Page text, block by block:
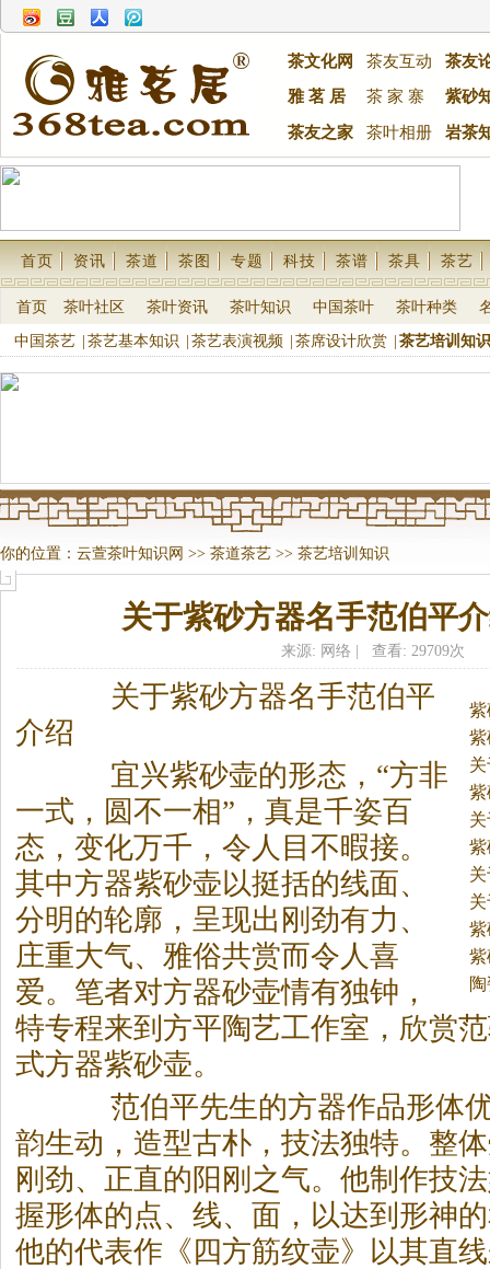
茶文化网 茶友互动
茶友
雅 茗 居
茶 家 寨 紫砂
茶友之家 茶叶相册 岩茶
首页 资讯 茶道 茶图 专题 科技 茶谱 茶具 茶艺
首页 茶叶社区 茶叶资讯 茶叶知识 中国茶叶 茶叶种类
中国茶艺 茶艺基本知识 茶艺表演视频 茶席设计欣赏 茶艺培训知识
你的位置： 云萱茶叶知识网 >> 茶道茶艺 >> 茶艺培训知识
关于紫砂方器名手范伯平
来源: 网络 | 查看: 29709次
关于紫砂方器名手范伯平
介绍
宜兴紫砂壶的形态，“方非
一式，圆不一相”，真是千姿百
态，变化万千，令人目不暇接。
其中方器紫砂壶以挺括的线面、
分明的轮廓，呈现出刚劲有力、
庄重大气、雅俗共赏而令人喜
爱。笔者对方器砂壶情有独钟，
特专程来到方平陶艺工作室，欣赏
式方器紫砂壶。
范伯平先生的方器作品形体优
韵生动，造型古朴，技法独特。整
刚劲、正直的阳刚之气。他制作技
握形体的点、线、面，以达到形神
他的代表作《四方筋纹壶》以其直